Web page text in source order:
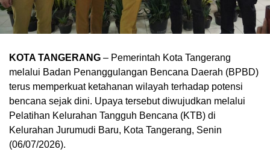
KOTA TANGERANG – Pemerintah Kota Tangerang
melalui Badan Penanggulangan Bencana Daerah (BPBD)
terus memperkuat ketahanan wilayah terhadap potensi
bencana sejak dini. Upaya tersebut diwujudkan melalui
Pelatihan Kelurahan Tangguh Bencana (KTB) di
Kelurahan Jurumudi Baru, Kota Tangerang, Senin
(06/07/2026).